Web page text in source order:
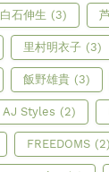
白石伸生 (3)
里村明衣子 (3)
飯野雄貴 (3)
AJ Styles (2)
FREEDOMS (2)